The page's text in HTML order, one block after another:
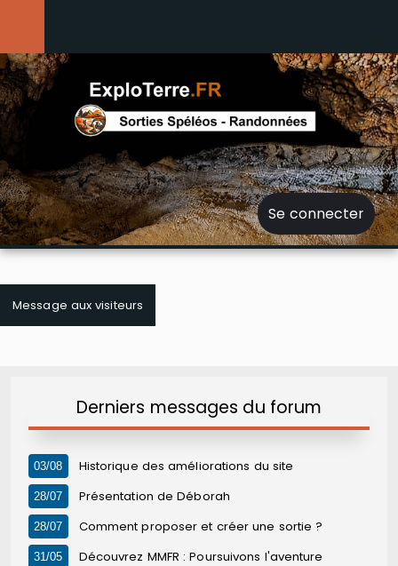
Se connecter
Message aux visiteurs
Derniers messages du forum
03/08 Historique des améliorations du site
28/07 Présentation de Déborah
28/07 Comment proposer et créer une sortie ?
31/05
Découvrez MMFR : Poursuivons l'aventure